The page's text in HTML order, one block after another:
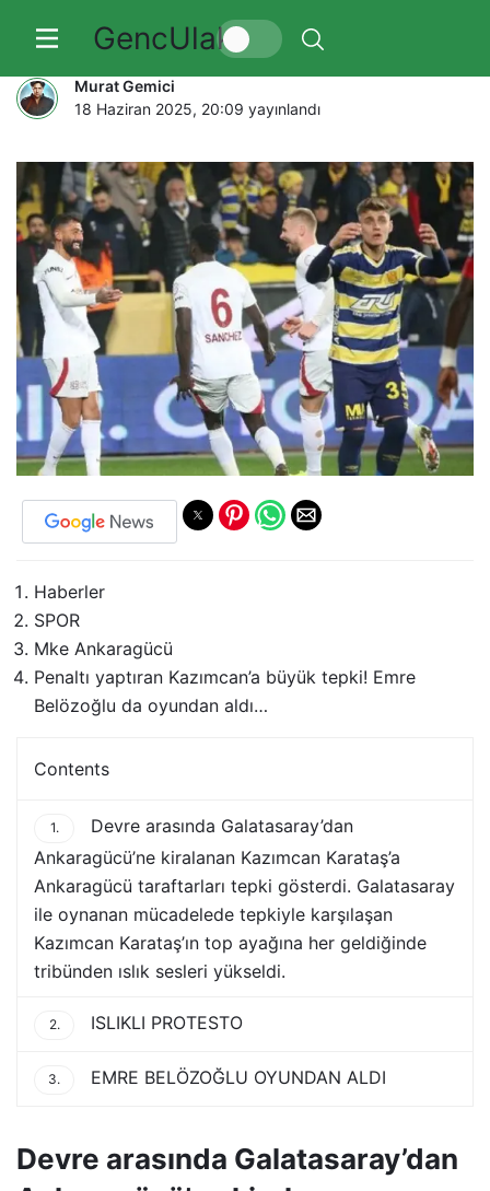
GencUlak
Penaltı yaptıran Kazımcan
Murat Gemici
18 Haziran 2025, 20:09 yayınlandı
Haberler
SPOR
Mke Ankaragücü
Penaltı yaptıran Kazımcan’a büyük tepki! Emre
Belözoğlu da oyundan aldı…
Contents
1.
Devre arasında Galatasaray’dan
Ankaragücü’ne kiralanan Kazımcan Karataş’a
Ankaragücü taraftarları tepki gösterdi. Galatasaray
ile oynanan mücadelede tepkiyle karşılaşan
Kazımcan Karataş’ın top ayağına her geldiğinde
tribünden ıslık sesleri yükseldi.
2. ISLIKLI PROTESTO
3. EMRE BELÖZOĞLU OYUNDAN ALDI
Devre arasında Galatasaray’dan